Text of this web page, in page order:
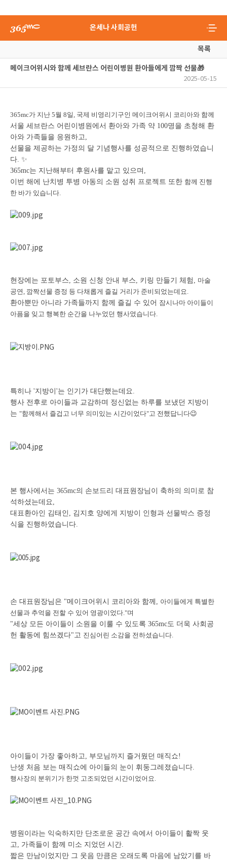
온세나 사회공헌
목록
메이크어위시와 함께 세브란스 어린이병원 환아들에게 깜짝 선물🎁
2025-05-15
365mc가 지난 5월 8일, 국제 비영리기구인 메이크어위시 코리아와 함께
서울 세브란스 어린이병원에서 환아와 가족 약 100명을 초청해 환
아와 가족들을 응원하고,
선물을 제공하는 가정의 달 기념행사를 성공적으로 진행하였습니
다. ✨
365mc는 지난해부터 후원사를 맡고 있으며,
이번 해에 난치병 투병 아동의 소원 성취 프로젝트 또한 함께 진행
한 바가 있습니다.
현장에는 포토부스, 소원 신청 안내 부스, 키링 만들기 체험, 마술
공연, 깜짝선물 증정 등 다채롭게 즐길 거리가 준비되었는데요.
환아뿐만 아니라 가족들까지 함께 즐길 수 있어 잠시나마 아이들이
아픔을 잊고 행복한 순간을 나누었던 행사였습니다.
특히나 '지방이'는 인기가 대단했는데요.
행사 전후로 아이들과 교감하며 정신없는 하루를 보냈던 지방이
는 "함께해서 즐겁고 너무 의미있는 시간이었다"고 전했답니다😉
본 행사에서는 365mc의 손보드리 대표원장님이 축하의 의미로 참
석하셨는데요,
대표환아인 김태인, 김지호 양에게 지방이 인형과 선물박스 증정
식을 진행하였습니다.
손 대표원장님은 "메이크어위시 코리아와 함께, 아이들에게 특별한
선물과 추억을 전할 수 있어 영광이었다."며
"세상 모든 아이들이 소원을 이룰 수 있도록 365mc도 더욱 사회공
헌 활동에 힘쓰겠다"고 진심어린 소감을 전하셨습니다.
아이들이 가장 좋아하고, 부모님까지 즐거웠던 매직쇼!
난생 처음 보는 매직쇼에 아이들의 눈이 휘둥그레졌습니다.
행사장의 분위기가 한껏 고조되었던 시간이었어요.
병원이라는 익숙하지만 단조로운 공간 속에서 아이들이 활짝 웃
고, 가족들이 함께 미소 지었던 시간.
짧은 만남이었지만 그 웃음 만큼은 오래도록 마음에 남았기를 바